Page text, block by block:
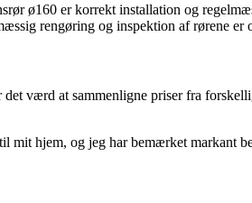
ø160 er korrekt installation og
rengøring og inspektion af rørene er
værd at sammenligne priser fra
mit hjem, og jeg har bemærket markant